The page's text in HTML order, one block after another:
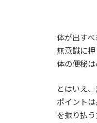
体が出す
無意識に
体の便秘は
とはいえ
ポイント
を振り払